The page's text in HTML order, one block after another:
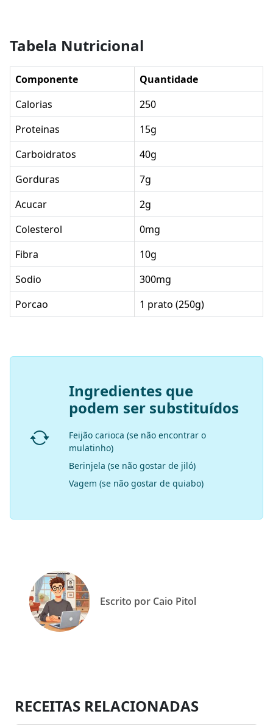
Tabela Nutricional
Componente
Quantidade
Calorias
250
Proteinas
15g
Carboidratos
40g
Gorduras
7g
Acucar
2g
Colesterol
0mg
Fibra
10g
Sodio
300mg
Porcao
1 prato (250g)
Ingredientes que
podem ser substituídos
Feijão carioca (se não encontrar o
mulatinho)
Berinjela (se não gostar de jiló)
Vagem (se não gostar de quiabo)
Escrito por Caio Pitol
RECEITAS RELACIONADAS